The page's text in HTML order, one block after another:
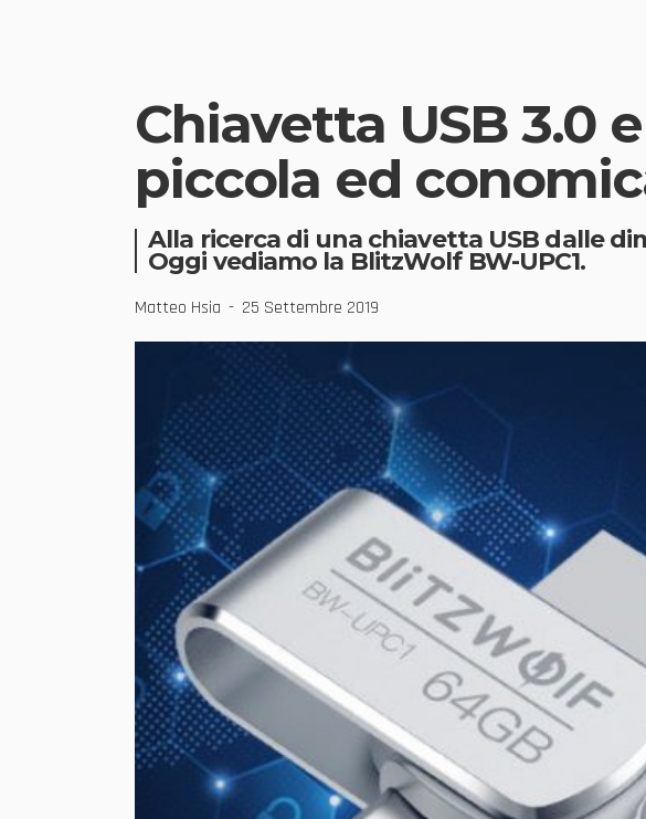
Chiavetta USB 3.0
piccola ed
Alla ricerca di una chiavetta USB dalle
Oggi vediamo la BlitzWolf BW-UPC1.
Matteo Hsia 25 Settembre 2019